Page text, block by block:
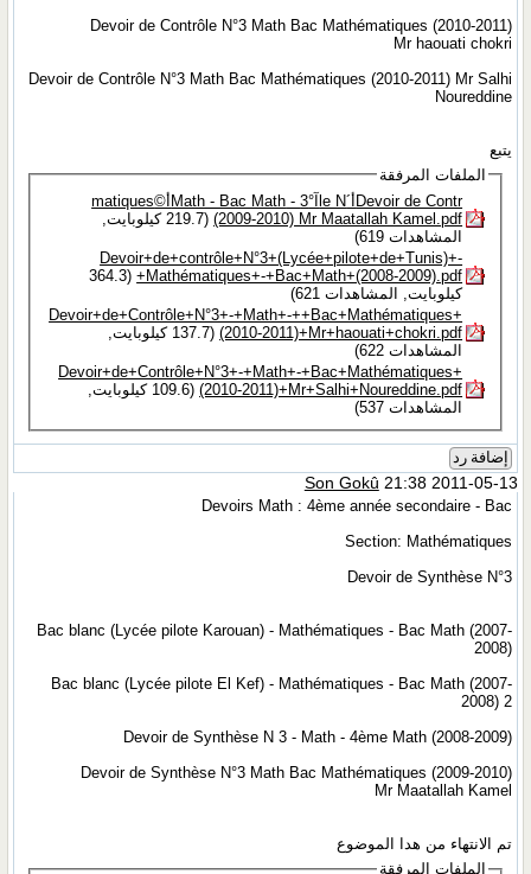
Devoir de Contrôle N°3 Math Bac Mathématiques (2010-2011)
Mr haouati chokri
Devoir de Contrôle N°3 Math Bac Mathématiques (2010-2011) Mr Salhi
Noureddine
يتبع
الملفات المرفقة
Devoir de Contrأ´le Nآ°3 - Math - Bac Mathأ©matiques
(2009-2010) Mr Maatallah Kamel.pdf‏
(219.7 كيلوبايت,
المشاهدات 619)
Devoir+de+contrôle+N°3+(Lycée+pilote+de+Tunis)+-
+Mathématiques+-+Bac+Math+(2008-2009).pdf‏
(364.3
كيلوبايت, المشاهدات 621)
Devoir+de+Contrôle+N°3+-+Math+-++Bac+Mathématiques+
(2010-2011)+Mr+haouati+chokri.pdf‏
(137.7 كيلوبايت,
المشاهدات 622)
Devoir+de+Contrôle+N°3+-+Math+-+Bac+Mathématiques+
(2010-2011)+Mr+Salhi+Noureddine.pdf‏
(109.6 كيلوبايت,
المشاهدات 537)
إضافة رد
Son Gokû 21:38 2011-05-13
Devoirs Math : 4ème année secondaire - Bac
Section: Mathématiques
Devoir de Synthèse N°3
Bac blanc (Lycée pilote Karouan) - Mathématiques - Bac Math (2007-
2008)
Bac blanc (Lycée pilote El Kef) - Mathématiques - Bac Math (2007-
2008) 2
Devoir de Synthèse N 3 - Math - 4ème Math (2008-2009)
Devoir de Synthèse N°3 Math Bac Mathématiques (2009-2010)
Mr Maatallah Kamel
تم الانتهاء من هدا الموضوع
الملفات المرفقة